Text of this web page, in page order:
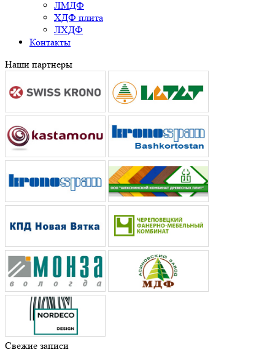
ЛМДФ
ХДФ плита
ЛХДФ
Контакты
Наши партнеры
Свежие записи